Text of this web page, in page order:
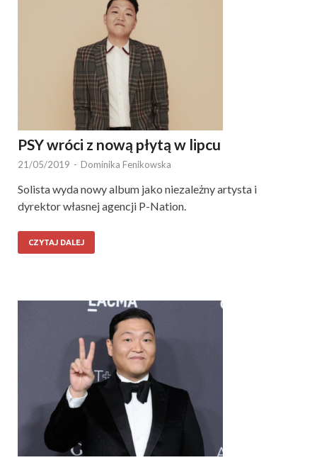
PSY wróci z nową płytą w lipcu
21/05/2019 - Dominika Fenikowska
Solista wyda nowy album jako niezależny artysta i
dyrektor własnej agencji P-Nation.
CZYTAJ DALEJ